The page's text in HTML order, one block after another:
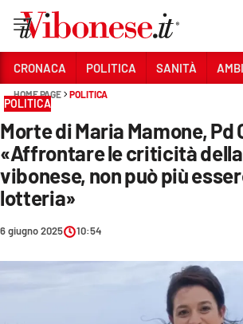
Sezioni
CRONACA
POLITICA
SANITÀ
AMBIENTE
SOCIETÀ
CRONACA POLITICA SANITÀ
HOME PAGE POLITICA
POLITICA
Morte di Maria Mamone, Pd
«Affrontare le criticità
vibonese, non può più
lotteria»
6 giugno 2025 10:54